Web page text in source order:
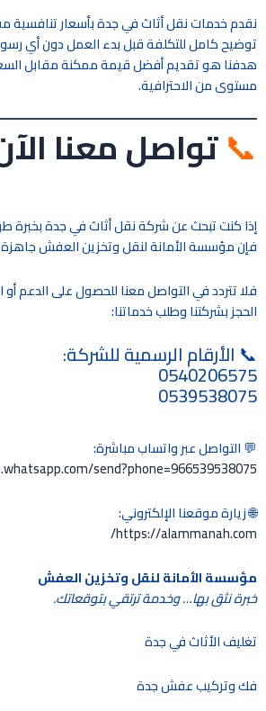
نقدم خدمات نقل أثاث في جدة بأسعار تنافسية
توضيح كامل للتكلفة قبل بدء العمل دون أي
هدفنا هو تقديم أفضل قيمة ممكنة مقابل
مستوى من الاحترافية.
📞تواصل معنا
إذا كنت تبحث عن شركة نقل أثاث في جدة بخبرة
فإن مؤسسة الأمانة لنقل وتخزين العفش
فلا تتردد في التواصل معنا للحصول على الدعم
الحجز بشركتنا وطلب خدماتنا:
📞 الأرقام الرسمية للشركة:
0540206575
0539538075
💬 التواصل عبر واتساب مباشرة:
send?phone=966539538075
🌐 زيارة موقعنا الإلكتروني:
https://alammanah.com/
مؤسسة الأمانة لنقل وتخزين العفش
خبرة نثق بها… وخدمة ترتقي بتوقعاتك.
تغليف الأثاث في جدة
فك وتركيب عفش جدة